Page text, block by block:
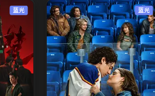
蓝光 蓝光